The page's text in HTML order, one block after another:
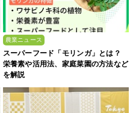
農業ニュース
スーパーフード「モリンガ」とは？
栄養素や活用法、家庭菜園の方法など
を解説